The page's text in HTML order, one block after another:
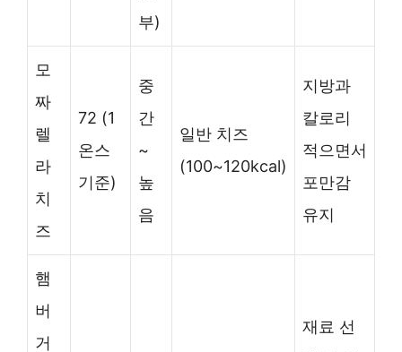
부)
모
짜
렐
라
치
즈
72 (1
온스
기준)
중
간
~
높
음
일반 치즈
(100~120kcal)
지방과
칼로리
적으면서
포만감
유지
햄
버
거
재료 선